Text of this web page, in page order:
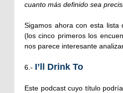
cuanto más definido sea
Sigamos ahora con esta lista
(los cinco primeros los
nos parece interesante
6.- I’ll Drink To
Este podcast cuyo título